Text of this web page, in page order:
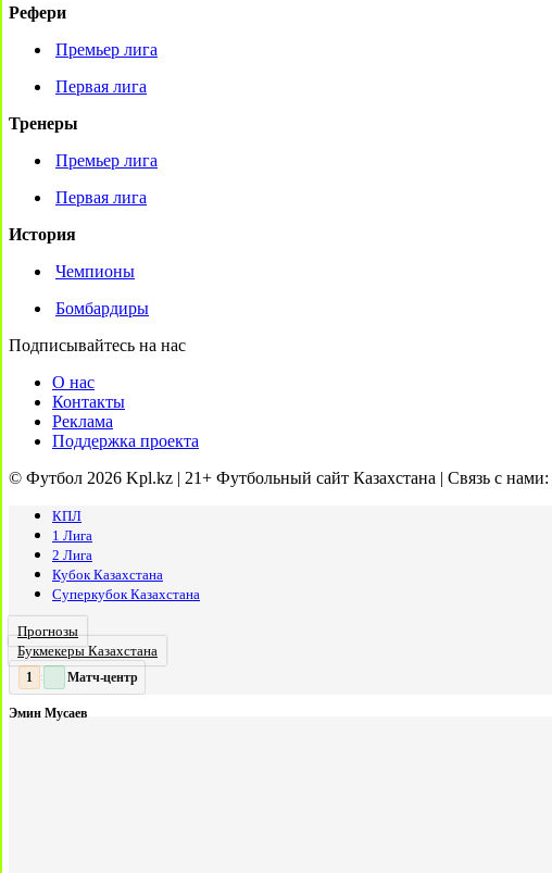
Рефери
Премьер лига
Первая лига
Тренеры
Премьер лига
Первая лига
История
Чемпионы
Бомбардиры
Подписывайтесь на нас
О нас
Контакты
Реклама
Поддержка проекта
© Футбол 2026 Kpl.kz | 21+ Футбольный сайт Казахстана | Связь с нами:
КПЛ
1 Лига
2 Лига
Кубок Казахстана
Суперкубок Казахстана
Прогнозы
Букмекеры Казахстана
2 : Матч-центр
Эмин Мусаев